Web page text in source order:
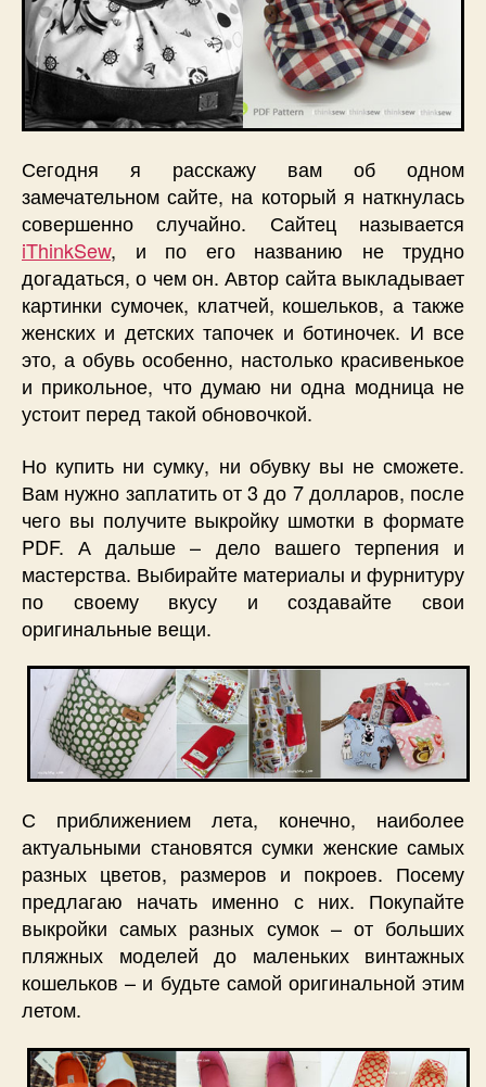
Сегодня я расскажу вам об одном
замечательном сайте, на который я наткнулась
совершенно случайно. Сайтец называется
iThinkSew, и по его названию не трудно
догадаться, о чем он. Автор сайта выкладывает
картинки сумочек, клатчей, кошельков, а также
женских и детских тапочек и ботиночек. И все
это, а обувь особенно, настолько красивенькое
и прикольное, что думаю ни одна модница не
устоит перед такой обновочкой.
Но купить ни сумку, ни обувку вы не сможете.
Вам нужно заплатить от 3 до 7 долларов, после
чего вы получите выкройку шмотки в формате
PDF. А дальше – дело вашего терпения и
мастерства. Выбирайте материалы и фурнитуру
по своему вкусу и создавайте свои
оригинальные вещи.
С приближением лета, конечно, наиболее
актуальными становятся сумки женские самых
разных цветов, размеров и покроев. Посему
предлагаю начать именно с них. Покупайте
выкройки самых разных сумок – от больших
пляжных моделей до маленьких винтажных
кошельков – и будьте самой оригинальной этим
летом.